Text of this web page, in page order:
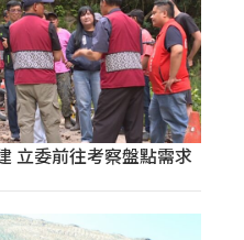
立委前往考察盤點需求